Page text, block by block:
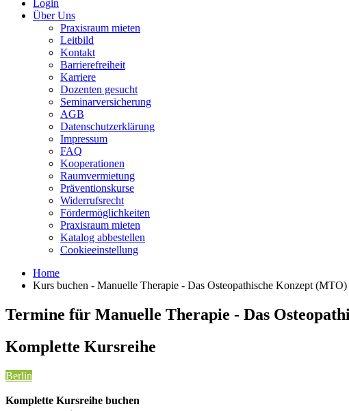
Login
Über Uns
Praxisraum mieten
Leitbild
Kontakt
Barrierefreiheit
Karriere
Dozenten gesucht
Seminarversicherung
AGB
Datenschutzerklärung
Impressum
FAQ
Kooperationen
Raumvermietung
Präventionskurse
Widerrufsrecht
Fördermöglichkeiten
Praxisraum mieten
Katalog abbestellen
Cookieeinstellung
Home
Kurs buchen - Manuelle Therapie - Das Osteopathische Konzept
Termine für Manuelle Therapie - Das
Komplette Kursreihe
Berlin
Komplette Kursreihe buchen